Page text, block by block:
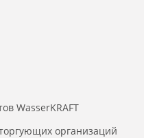
WasserKRAFT
организаций